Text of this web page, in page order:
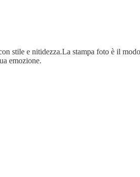
stile e nitidezza.La stampa foto è il
emozione.